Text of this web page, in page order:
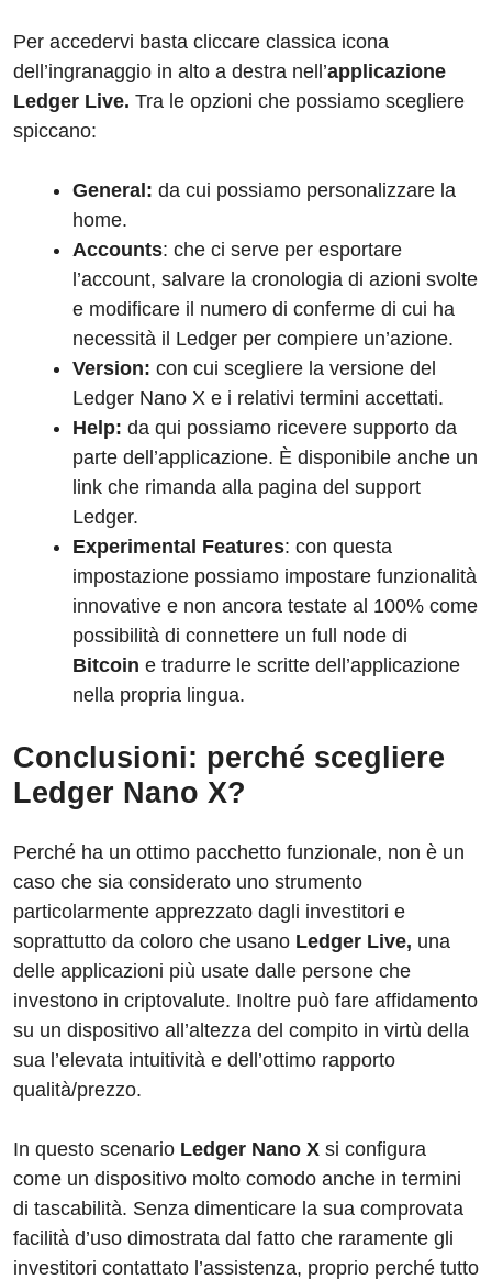
Per accedervi basta cliccare classica icona
dell’ingranaggio in alto a destra nell’applicazione
Ledger Live. Tra le opzioni che possiamo scegliere
spiccano:
General: da cui possiamo personalizzare la
home.
Accounts: che ci serve per esportare
l’account, salvare la cronologia di azioni svolte
e modificare il numero di conferme di cui ha
necessità il Ledger per compiere un’azione.
Version: con cui scegliere la versione del
Ledger Nano X e i relativi termini accettati.
Help: da qui possiamo ricevere supporto da
parte dell’applicazione. È disponibile anche un
link che rimanda alla pagina del support
Ledger.
Experimental Features: con questa
impostazione possiamo impostare funzionalità
innovative e non ancora testate al 100% come
possibilità di connettere un full node di
Bitcoin e tradurre le scritte dell’applicazione
nella propria lingua.
Conclusioni: perché scegliere
Ledger Nano X?
Perché ha un ottimo pacchetto funzionale, non è un
caso che sia considerato uno strumento
particolarmente apprezzato dagli investitori e
soprattutto da coloro che usano Ledger Live, una
delle applicazioni più usate dalle persone che
investono in criptovalute. Inoltre può fare affidamento
su un dispositivo all’altezza del compito in virtù della
sua l’elevata intuitività e dell’ottimo rapporto
qualità/prezzo.
In questo scenario Ledger Nano X si configura
come un dispositivo molto comodo anche in termini
di tascabilità. Senza dimenticare la sua comprovata
facilità d’uso dimostrata dal fatto che raramente gli
investitori contattato l’assistenza, proprio perché tutto